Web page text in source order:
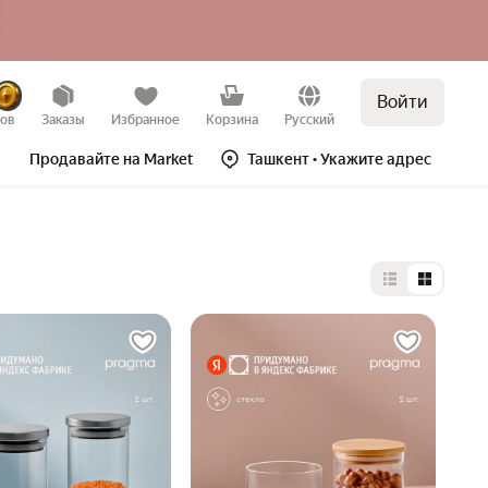
Заказы Избранное Корзина Русский
Войти
Продавайте на Market Ташкент• Укажите адрес
Выбор типа